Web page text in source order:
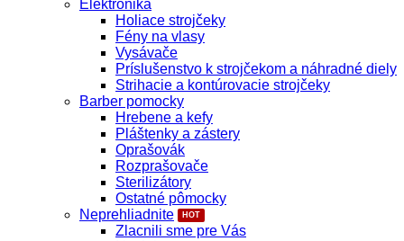
Elektronika
Holiace strojčeky
Fény na vlasy
Vysávače
Príslušenstvo k strojčekom a náhradné diely
Strihacie a kontúrovacie strojčeky
Barber pomocky
Hrebene a kefy
Pláštenky a zástery
Oprašovák
Rozprašovače
Sterilizátory
Ostatné pômocky
Neprehliadnite
Zlacnili sme pre Vás